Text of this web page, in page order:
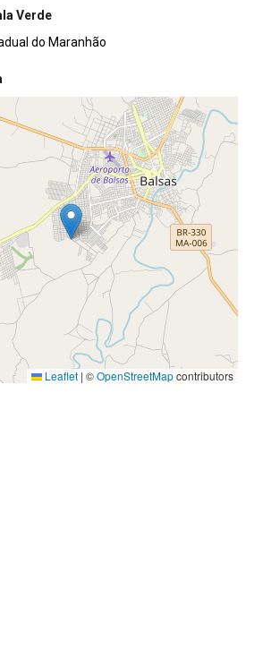
Verde
do Maranhão
Leaflet | ©OpenStreetMapcontributors